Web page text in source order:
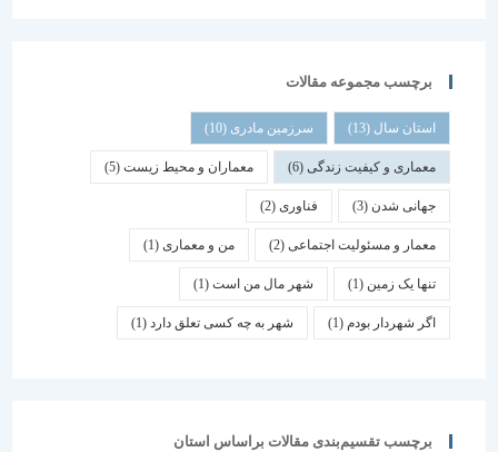
برچسب مجموعه مقالات
استان سال(13) سرزمین مادری(10)
معماری و کیفیت زندگی(6) معماران و محیط زیست(5)
جهانی شدن(3) فناوری (2)
معمار و مسئولیت اجتماعی (2) من و معماری (1)
تنها یک زمین(1) شهر مال من است(1)
اگر شهردار بودم (1) شهر به چه کسی تعلق دارد(1)
برچسب تقسیم‌بندی مقالات براساس استان